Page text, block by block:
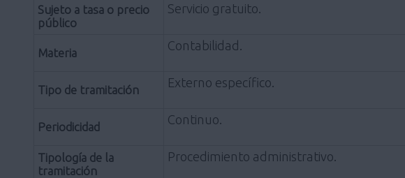
Sujeto a tasa o precio
público
Servicio gratuito.
Materia
Contabilidad.
Tipo de tramitación
Externo específico.
Periodicidad
Continuo.
Tipología de la
tramitación
Procedimiento administrativo.